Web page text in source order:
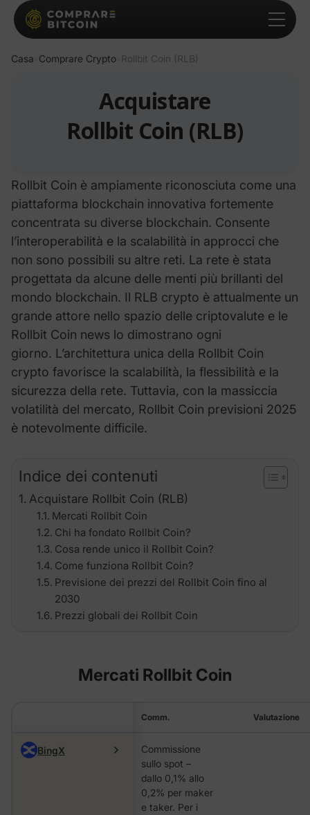
Casa Comprare Crypto Rollbit Coin (RLB)
Acquistare
Rollbit Coin (RLB)
Rollbit Coin è ampiamente riconosciuta come una
piattaforma blockchain innovativa fortemente
concentrata su diverse blockchain. Consente
l’interoperabilità e la scalabilità in approcci che
non sono possibili su altre reti. La rete è stata
progettata da alcune delle menti più brillanti del
mondo blockchain. Il RLB crypto è attualmente un
grande attore nello spazio delle criptovalute e le
Rollbit Coin news lo dimostrano ogni
giorno. L’architettura unica della Rollbit Coin
crypto favorisce la scalabilità, la flessibilità e la
sicurezza della rete. Tuttavia, con la massiccia
volatilità del mercato, Rollbit Coin previsioni 2025
è notevolmente difficile.
Indice dei contenuti
Acquistare Rollbit Coin (RLB)
Mercati Rollbit Coin
Chi ha fondato Rollbit Coin?
Cosa rende unico il Rollbit Coin?
Come funziona Rollbit Coin?
Previsione dei prezzi del Rollbit Coin fino al
2030
Prezzi globali dei Rollbit Coin
Mercati Rollbit Coin
Comm. Valutazione
BingX
Commissione
sullo spot –
dallo 0,1% allo
0,2% per maker
e taker. Per i